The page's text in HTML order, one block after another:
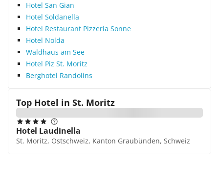
Hotel San Gian
Hotel Soldanella
Hotel Restaurant Pizzeria Sonne
Hotel Nolda
Waldhaus am See
Hotel Piz St. Moritz
Berghotel Randolins
Top Hotel in St. Moritz
Hotel Laudinella
St. Moritz, Ostschweiz, Kanton Graubünden, Schweiz